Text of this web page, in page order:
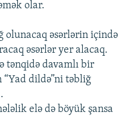
olar.
olunacaq əsərlərin içində
əsərlər yer alacaq.
tənqidə davamlı bir
dildə”ni təbliğ
elə də böyük şansa